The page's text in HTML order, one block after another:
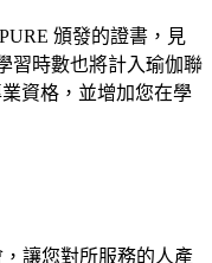
頒發的證書，見
習時數也將計入瑜伽聯
資格，並增加您在學
讓您對所服務的人產